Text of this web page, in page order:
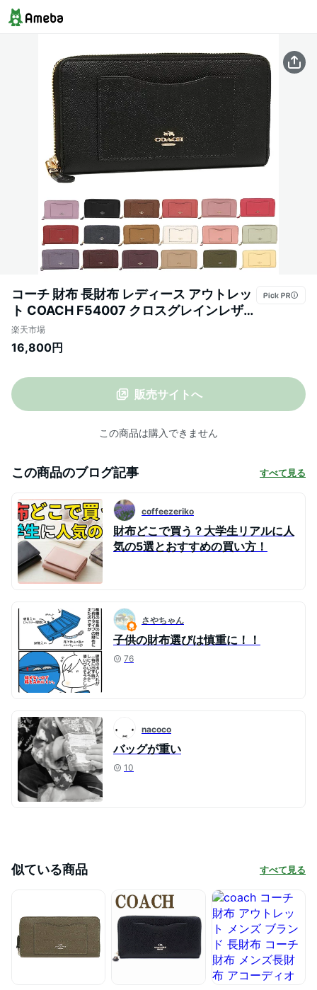
コーチ 財布 長財布 レディース アウトレッ
ト COACH F54007 クロスグレインレザー
ラウンドファスナー
楽天市場
16,800円
販売サイトへ
この商品は購入できません
この商品のブログ記事 すべて見る
coffeezeriko
財布どこで買う？大学生リアルに人
気の5選とおすすめの買い方！
さやちゃん
子供の財布選びは慎重に！！
76
nacoco
バッグが重い
10
似ている商品 すべて見る